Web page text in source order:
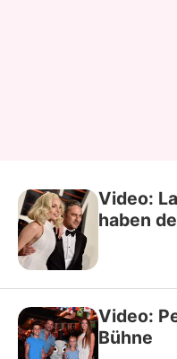
Video:
haben
Video:
Bühne